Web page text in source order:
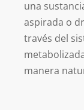
una
aspirada o
través del
manera